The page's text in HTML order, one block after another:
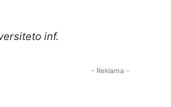
inf.
- Reklama -